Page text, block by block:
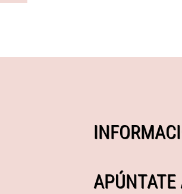
APÚNTATE